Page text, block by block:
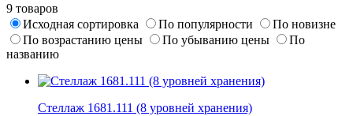
9 товаров
Исходная сортировка
По популярности
По новизне
По возрастанию цены
По убыванию цены
По
названию
Стеллаж 1681.111 (8 уровней хранения)